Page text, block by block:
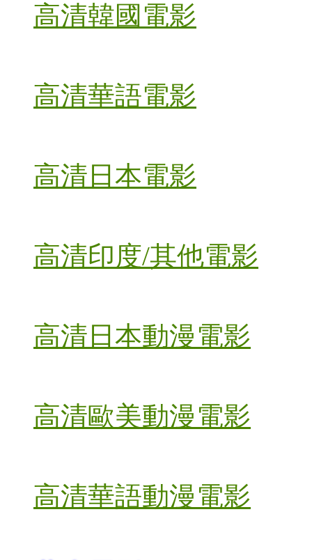
高清韓國電影
高清華語電影
高清日本電影
高清印度/其他電影
高清日本動漫電影
高清歐美動漫電影
高清華語動漫電影